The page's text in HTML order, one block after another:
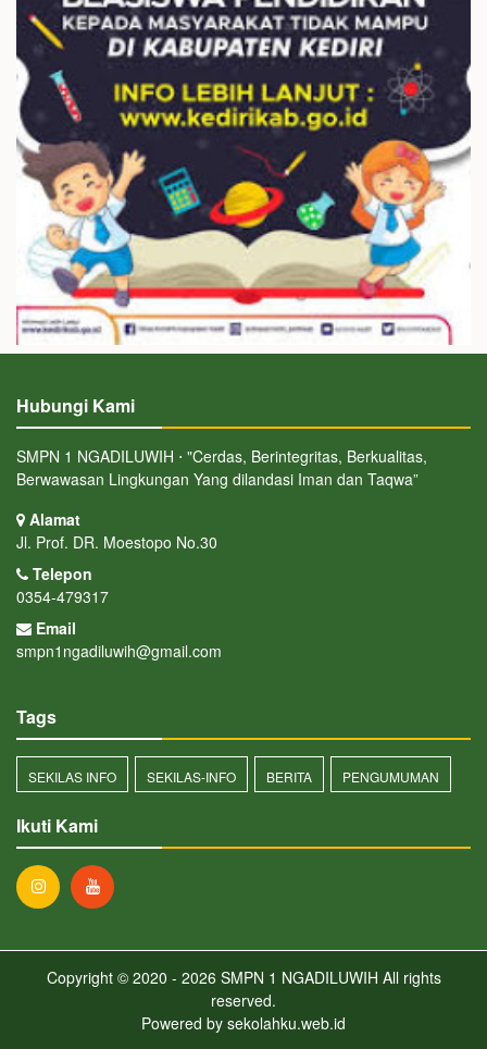
Hubungi Kami
SMPN 1 NGADILUWIH ⋅ "Cerdas, Berintegritas, Berkualitas,
Berwawasan Lingkungan Yang dilandasi Iman dan Taqwa”
Alamat
Jl. Prof. DR. Moestopo No.30
Telepon
0354-479317
Email
smpn1ngadiluwih@gmail.com
Tags
SEKILAS INFO SEKILAS-INFO BERITA PENGUMUMAN
Ikuti Kami
Copyright © 2020 - 2026 SMPN 1 NGADILUWIH All rights
reserved.
Powered by sekolahku.web.id